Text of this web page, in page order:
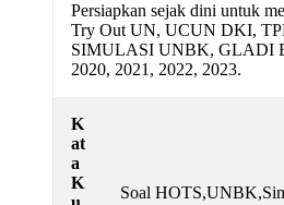
Persiapkan sejak dini untuk
Try Out UN, UCUN DKI,
SIMULASI UNBK, GLADI
2020, 2021, 2022, 2023.
K
at
a
K
Soal